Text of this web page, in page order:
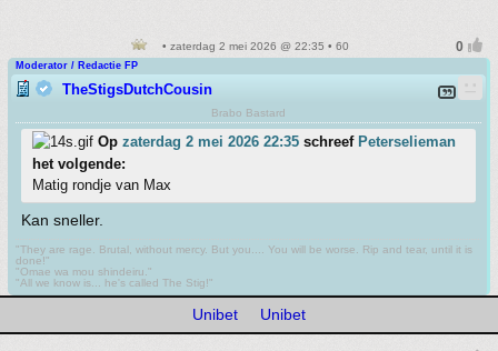
• zaterdag 2 mei 2026 @ 22:35 • 60
Moderator / Redactie FP
TheStigsDutchCousin
Brabo Bastard
Op zaterdag 2 mei 2026 22:35 schreef Peterselieman
het volgende:
Matig rondje van Max
Kan sneller.
"They are rage. Brutal, without mercy. But you.... You will be worse. Rip and tear, until it is
done!"
"Omae wa mou shindeiru."
"All we know is... he's called The Stig!"
Unibet Unibet